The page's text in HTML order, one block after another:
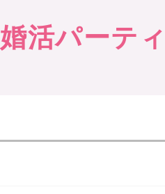
婚活パーテ